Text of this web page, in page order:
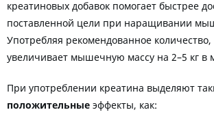
креатиновых добавок помогает быстрее
поставленной цели при наращивании
Употребляя рекомендованное
увеличивает мышечную массу на 2–5 кг в
При употреблении креатина выделяют
положительныеэффекты, как: